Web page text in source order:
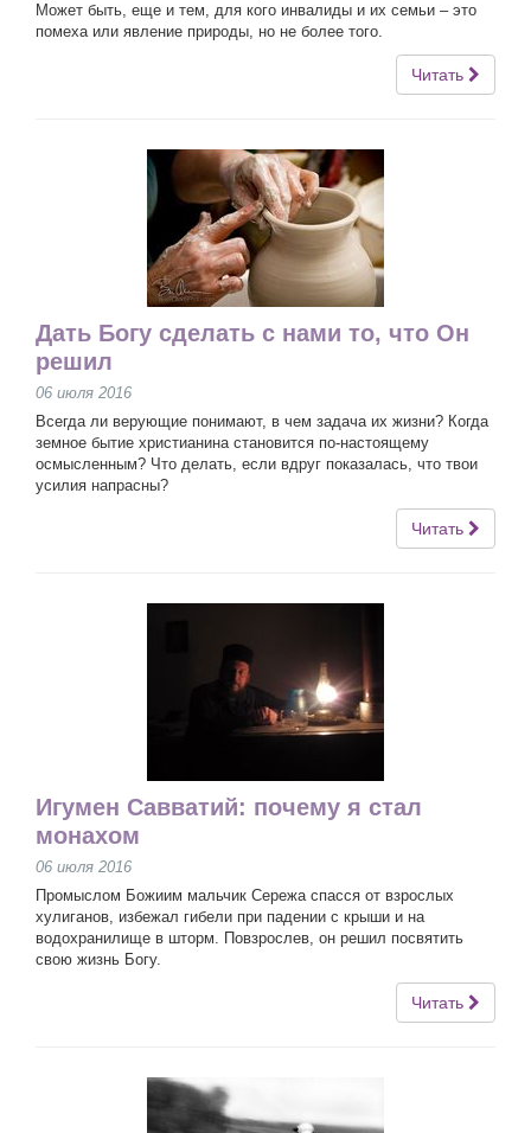
Может быть, еще и тем, для кого инвалиды и их семьи – это
помеха или явление природы, но не более того.
Читать
Дать Богу сделать с нами то, что Он
решил
06 июля 2016
Всегда ли верующие понимают, в чем задача их жизни? Когда
земное бытие христианина становится по-настоящему
осмысленным? Что делать, если вдруг показалась, что твои
усилия напрасны?
Читать
Игумен Савватий: почему я стал
монахом
06 июля 2016
Промыслом Божиим мальчик Сережа спасся от взрослых
хулиганов, избежал гибели при падении с крыши и на
водохранилище в шторм. Повзрослев, он решил посвятить
свою жизнь Богу.
Читать